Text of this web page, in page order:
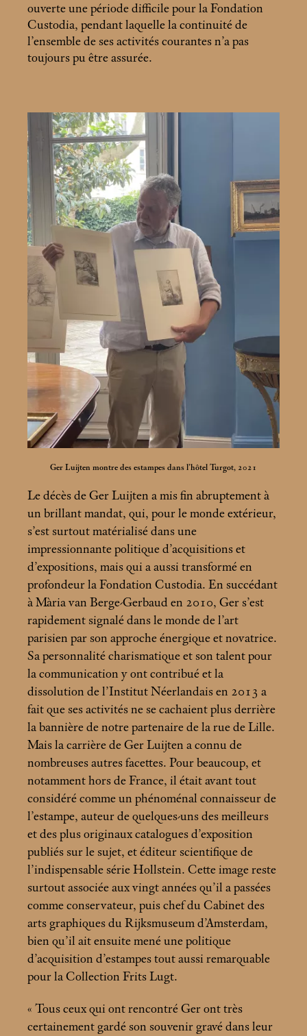
ouverte une période difficile pour la Fondation
Custodia, pendant laquelle la continuité de
l’ensemble de ses activités courantes n’a pas
toujours pu être assurée.
Ger Luijten montre des estampes dans l’hôtel Turgot, 2021
Le décès de Ger Luijten a mis fin abruptement à
un brillant mandat, qui, pour le monde extérieur,
s’est surtout matérialisé dans une
impressionnante politique d’acquisitions et
d’expositions, mais qui a aussi transformé en
profondeur la Fondation Custodia. En succédant
à Mària van Berge-Gerbaud en 2010, Ger s’est
rapidement signalé dans le monde de l’art
parisien par son approche énergique et novatrice.
Sa personnalité charismatique et son talent pour
la communication y ont contribué et la
dissolution de l’Institut Néerlandais en 2013 a
fait que ses activités ne se cachaient plus derrière
la bannière de notre partenaire de la rue de Lille.
Mais la carrière de Ger Luijten a connu de
nombreuses autres facettes. Pour beaucoup, et
notamment hors de France, il était avant tout
considéré comme un phénoménal connaisseur de
l’estampe, auteur de quelques-uns des meilleurs
et des plus originaux catalogues d’exposition
publiés sur le sujet, et éditeur scientifique de
l’indispensable série Hollstein. Cette image reste
surtout associée aux vingt années qu’il a passées
comme conservateur, puis chef du Cabinet des
arts graphiques du Rijksmuseum d’Amsterdam,
bien qu’il ait ensuite mené une politique
d’acquisition d’estampes tout aussi remarquable
pour la Collection Frits Lugt.
« Tous ceux qui ont rencontré Ger ont très
certainement gardé son souvenir gravé dans leur